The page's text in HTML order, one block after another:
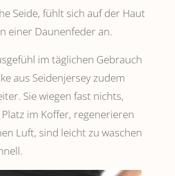
Seide, fühlt sich auf der Haut
einer Daunenfeder an.
im täglichen Gebrauch
aus Seidenjersey zudem
Sie wiegen fast nichts,
im Koffer, regenerieren
Luft, sind leicht zu waschen